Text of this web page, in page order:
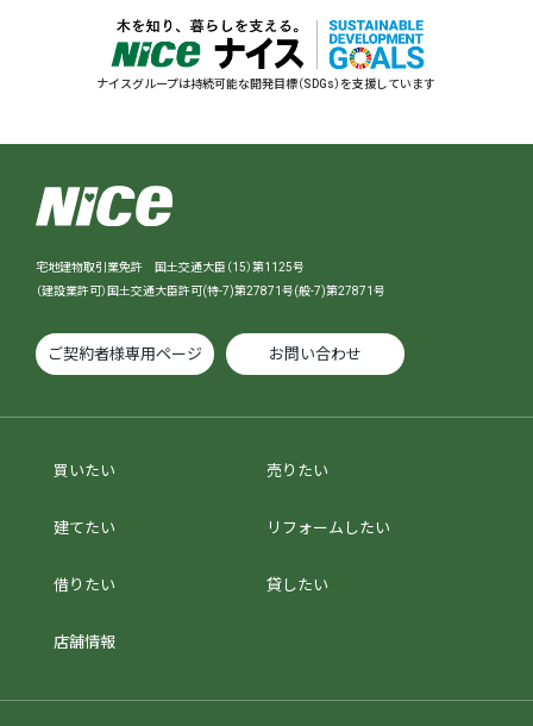
ナイスグループは持続可能な開発目標（SDGs）を支援しています
宅地建物取引業免許 国土交通大臣（15）第1125号
（建設業許可）国土交通大臣許可(特-7)第27871号(般-7)第27871号
ご契約者様専用ページ お問い合わせ
買いたい 売りたい
建てたい リフォームしたい
借りたい 貸したい
店舗情報